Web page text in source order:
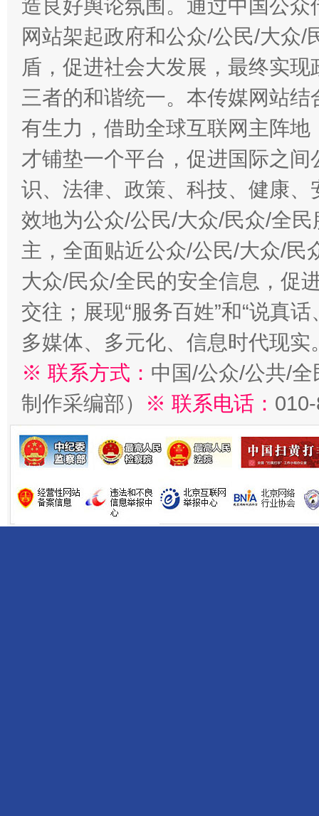
造良好舆论氛围。通过中国公
网站架起政府和公众/公民/大众
盾，促进社会大发展，最终实
三者的和谐统一。本传媒网站
有生力，借助全球互联网主阵
才铺垫一个平台，促进国际之
识、法律、政策、科技、健康
效地为公众/公民/大众/民众/全
主，全面贴近公众/公民/大众/民
大众/民众/全民的安全信息，促
交往；展现“服务百姓”和“说真
多媒体、多元化、信息时代现实
※ 联系方式： 中国/公众/公共/
制作采编部）
※ 联系电话：